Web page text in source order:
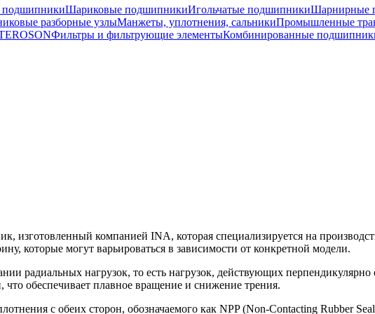
подшипникиШариковые подшипникиИгольчатые подшипникиШарнирные
разборные узлыМанжеты, уплотнения, сальникиПромышленные
Фильтры и фильтрующие элементыКомбинированные
компанией INA, которая специализируется на
могут варьироваться в зависимости от конкретной модели.
радиальных нагрузок, то есть нагрузок, действующих
обеспечивает плавное вращение и снижение трения.
с обеих сторон, обозначаемого как NPP (Non-Contacting Rubber